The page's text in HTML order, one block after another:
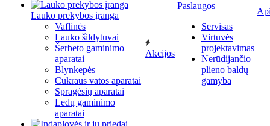
Lauko prekybos įranga
Vaflinės
Lauko šildytuvai
Šerbeto gaminimo
aparatai
Blynkepės
Cukraus vatos aparatai
Spragėsių aparatai
Ledų gaminimo
aparatai
Akcijos
Paslaugos
Servisas
Virtuvės
projektavimas
Nerūdijančio
plieno baldų
gamyba